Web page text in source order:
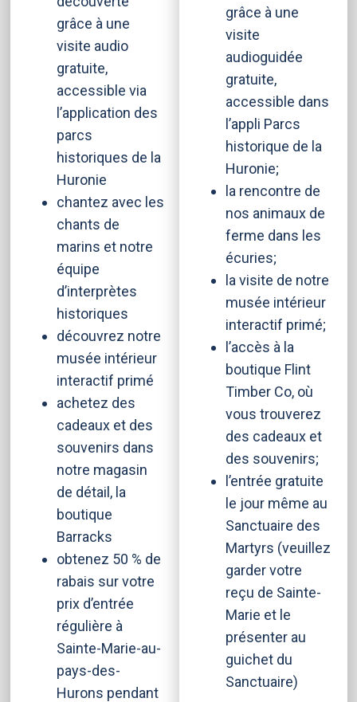
grâce à une
visite audio
gratuite,
accessible via
l’application des
parcs
historiques de la
Huronie
chantez avec les
chants de
marins et notre
équipe
d’interprètes
historiques
découvrez notre
musée intérieur
interactif primé
achetez des
cadeaux et des
souvenirs dans
notre magasin
de détail, la
boutique
Barracks
obtenez 50 % de
rabais sur votre
prix d’entrée
régulière à
Sainte-Marie-au-
pays-des-
Hurons pendant
grâce à une
visite
audioguidée
gratuite,
accessible dans
l’appli Parcs
historique de la
Huronie;
la rencontre de
nos animaux de
ferme dans les
écuries;
la visite de notre
musée intérieur
interactif primé;
l’accès à la
boutique Flint
Timber Co, où
vous trouverez
des cadeaux et
des souvenirs;
l’entrée gratuite
le jour même au
Sanctuaire des
Martyrs (veuillez
garder votre
reçu de Sainte-
Marie et le
présenter au
guichet du
Sanctuaire)